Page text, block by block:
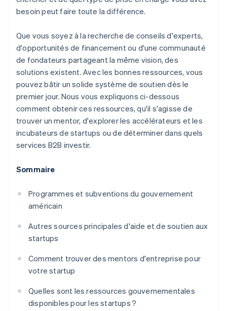
besoin peut faire toute la différence.
Que vous soyez à la recherche de conseils d'experts,
d'opportunités de financement ou d'une communauté
de fondateurs partageant la même vision, des
solutions existent. Avec les bonnes ressources, vous
pouvez bâtir un solide système de soutien dès le
premier jour. Nous vous expliquons ci-dessous
comment obtenir ces ressources, qu'il s'agisse de
trouver un mentor, d'explorer les accélérateurs et les
incubateurs de startups ou de déterminer dans quels
services B2B investir.
Sommaire
Programmes et subventions du gouvernement
américain
Autres sources principales d'aide et de soutien aux
startups
Comment trouver des mentors d'entreprise pour
votre startup
Quelles sont les ressources gouvernementales
disponibles pour les startups ?